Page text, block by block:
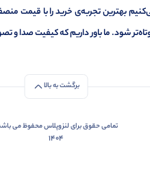
بهترین تجربه‌ی خرید را با قیمت
شود. ما باور داریم که کیفیت صدا
برگشت به بالا
تمامی حقوق برای لنزوپلاس محفوظ می
1404